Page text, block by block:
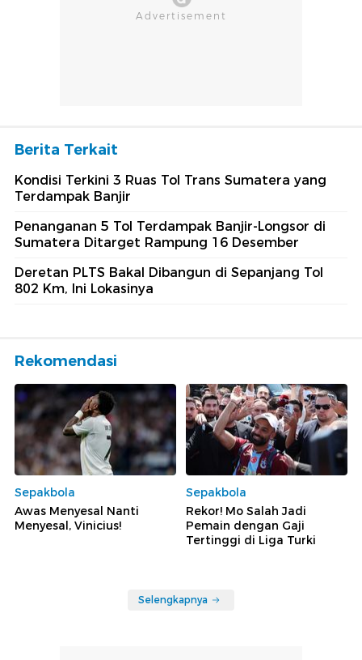
Berita Terkait
Kondisi Terkini 3 Ruas Tol Trans Sumatera yang
Terdampak Banjir
Penanganan 5 Tol Terdampak Banjir-Longsor di
Sumatera Ditarget Rampung 16 Desember
Deretan PLTS Bakal Dibangun di Sepanjang Tol
802 Km, Ini Lokasinya
Rekomendasi
Sepakbola
Awas Menyesal Nanti
Menyesal, Vinicius!
Sepakbola
Rekor! Mo Salah Jadi
Pemain dengan Gaji
Tertinggi di Liga Turki
Selengkapnya